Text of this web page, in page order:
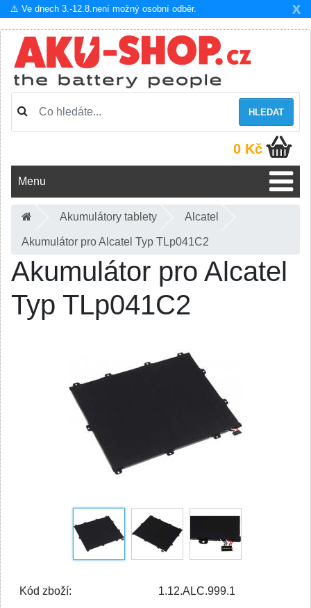
X
⚠️ Ve dnech 3.-12.8.není možný osobní odběr.
HLEDAT
0 Kč
Menu
Akumulátory tablety Alcatel
Akumulátor pro Alcatel Typ TLp041C2
Akumulátor pro Alcatel
Typ TLp041C2
Kód zboží: 1.12.ALC.999.1